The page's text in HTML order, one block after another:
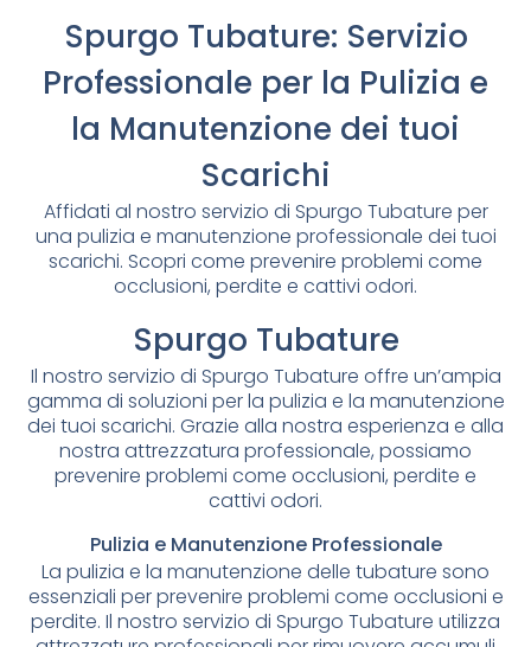
Spurgo Tubature: Servizio
Professionale per la Pulizia e
la Manutenzione dei tuoi
Scarichi
Affidati al nostro servizio di Spurgo Tubature per
una pulizia e manutenzione professionale dei tuoi
scarichi. Scopri come prevenire problemi come
occlusioni, perdite e cattivi odori.
Spurgo Tubature
Il nostro servizio di Spurgo Tubature offre un’ampia
gamma di soluzioni per la pulizia e la manutenzione
dei tuoi scarichi. Grazie alla nostra esperienza e alla
nostra attrezzatura professionale, possiamo
prevenire problemi come occlusioni, perdite e
cattivi odori.
Pulizia e Manutenzione Professionale
La pulizia e la manutenzione delle tubature sono
essenziali per prevenire problemi come occlusioni e
perdite. Il nostro servizio di Spurgo Tubature utilizza